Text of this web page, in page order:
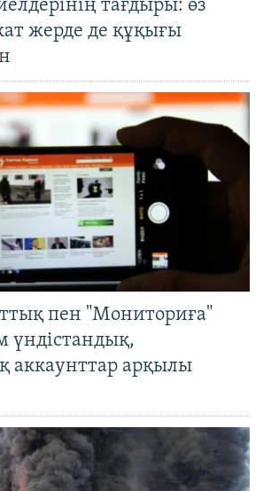
тағдыры: өз
жерде де құқығы
пен "Мониториға"
үндістандық,
аккаунттар арқылы